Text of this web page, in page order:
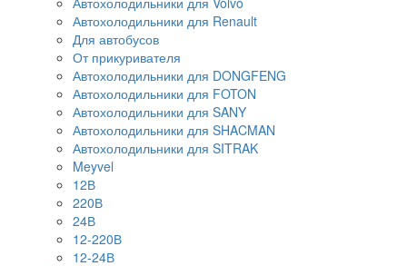
Автохолодильники для Renault
Для автобусов
От прикуривателя
Автохолодильники для DONGFENG
Автохолодильники для FOTON
Автохолодильники для SANY
Автохолодильники для SHACMAN
Автохолодильники для SITRAK
Meyvel
12В
220В
24В
12-220В
12-24В